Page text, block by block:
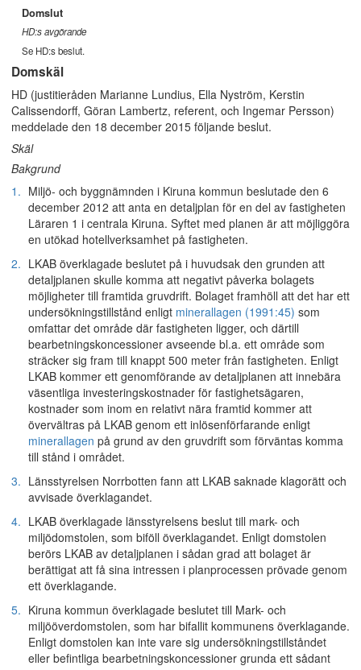
Domslut
HD:s avgörande
Se HD:s beslut.
Domskäl
HD (justitieråden Marianne Lundius, Ella Nyström, Kerstin
Calissendorff, Göran Lambertz, referent, och Ingemar Persson)
meddelade den 18 december 2015 följande beslut.
Skäl
Bakgrund
1. Miljö- och byggnämnden i Kiruna kommun beslutade den 6
december 2012 att anta en detaljplan för en del av fastigheten
Läraren 1 i centrala Kiruna. Syftet med planen är att möjliggöra
en utökad hotellverksamhet på fastigheten.
2. LKAB överklagade beslutet på i huvudsak den grunden att
detaljplanen skulle komma att negativt påverka bolagets
möjligheter till framtida gruvdrift. Bolaget framhöll att det har ett
undersökningstillstånd enligt minerallagen (1991:45) som
omfattar det område där fastigheten ligger, och därtill
bearbetningskoncessioner avseende bl.a. ett område som
sträcker sig fram till knappt 500 meter från fastigheten. Enligt
LKAB kommer ett genomförande av detaljplanen att innebära
väsentliga investeringskostnader för fastighetsägaren,
kostnader som inom en relativt nära framtid kommer att
övervältras på LKAB genom ett inlösenförfarande enligt
minerallagen på grund av den gruvdrift som förväntas komma
till stånd i området.
3. Länsstyrelsen Norrbotten fann att LKAB saknade klagorätt och
avvisade överklagandet.
4. LKAB överklagade länsstyrelsens beslut till mark- och
miljödomstolen, som biföll överklagandet. Enligt domstolen
berörs LKAB av detaljplanen i sådan grad att bolaget är
berättigat att få sina intressen i planprocessen prövade genom
ett överklagande.
5. Kiruna kommun överklagade beslutet till Mark- och
miljööverdomstolen, som har bifallit kommunens överklagande.
Enligt domstolen kan inte vare sig undersökningstillståndet
eller befintliga bearbetningskoncessioner grunda ett sådant